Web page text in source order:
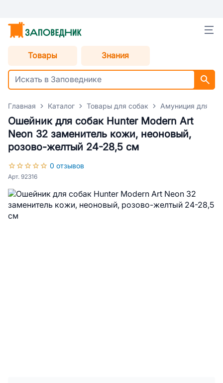
Товары Знания
Главная Каталог Товары для собак Амуниция для
Ошейник для собак Hunter Modern Art
Neon 32 заменитель кожи, неоновый,
розово-желтый 24-28,5 см
0 отзывов
Арт. 92316